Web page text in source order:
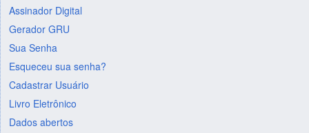
Assinador Digital
Gerador GRU
Sua Senha
Esqueceu sua senha?
Cadastrar Usuário
Livro Eletrônico
Dados abertos